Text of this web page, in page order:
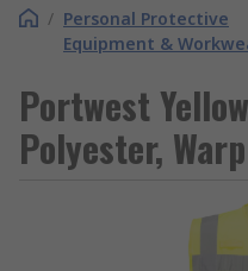
/ Personal Protective
Equipment &
Portwest
Polyester,